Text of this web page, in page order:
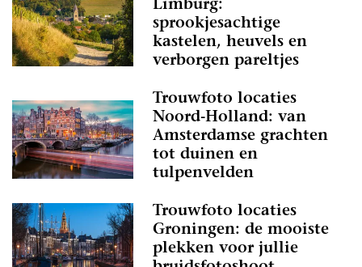
Limburg:
sprookjesachtige
kastelen, heuvels en
verborgen pareltjes
Trouwfoto locaties
Noord-Holland: van
Amsterdamse grachten
tot duinen en
tulpenvelden
Trouwfoto locaties
Groningen: de mooiste
plekken voor jullie